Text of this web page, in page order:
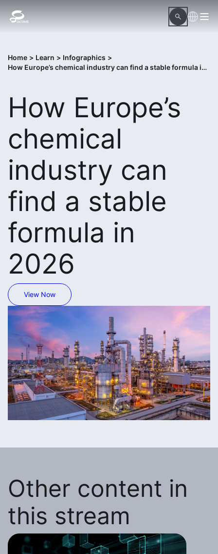
Home > Learn > Infographics >
How Europe’s chemical industry can find a stable formula in 2026
How Europe’s
chemical
industry can
find a stable
formula in
2026
View Now
Other content in
this stream